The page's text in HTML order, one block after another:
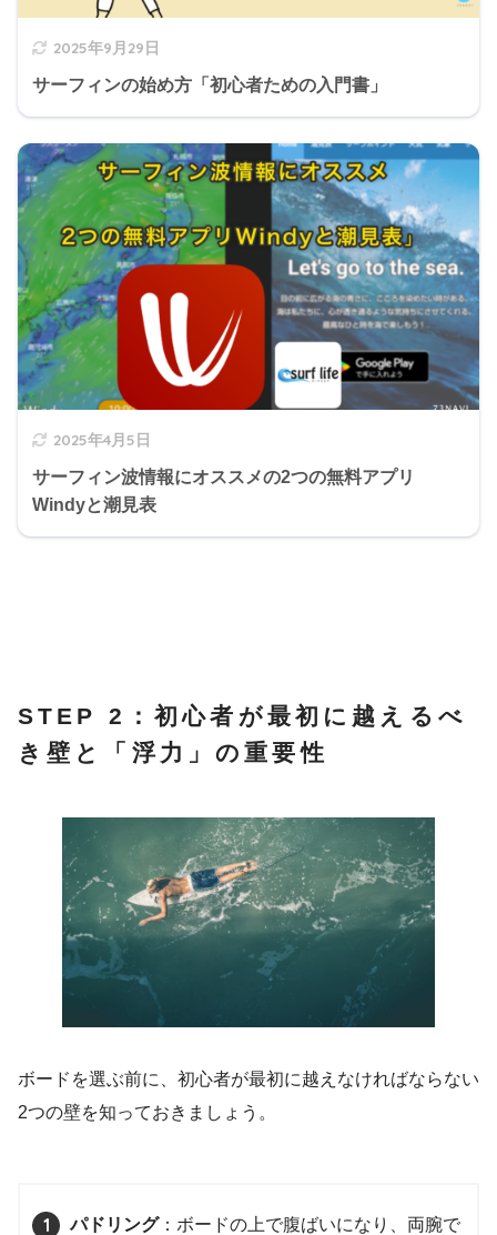
2025年9月29日
サーフィンの始め方「初心者ための入門書」
2025年4月5日
サーフィン波情報にオススメの2つの無料アプリ
Windyと潮見表
STEP 2：初心者が最初に越えるべ
き壁と「浮力」の重要性
ボードを選ぶ前に、初心者が最初に越えなければならない
2つの壁を知っておきましょう。
パドリング：ボードの上で腹ばいになり、両腕で